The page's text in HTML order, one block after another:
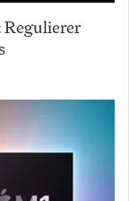
Regulierer